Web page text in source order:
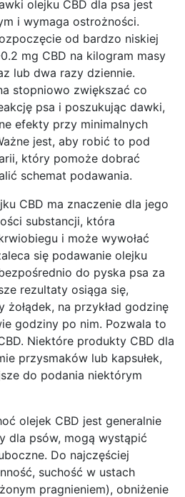
olejku CBD dla psa jest
i wymaga ostrożności.
od bardzo niskiej
mg CBD na kilogram masy
lub dwa razy dziennie.
stopniowo zwiększać co
psa i poszukując dawki,
efekty przy minimalnych
jest, aby robić to pod
który pomoże dobrać
schemat podawania.
CBD ma znaczenie dla jego
substancji, która
i może wywołać
się podawanie olejku
do pyska psa za
rezultaty osiąga się,
żołądek, na przykład godzinę
godziny po nim. Pozwala to
Niektóre produkty CBD dla
przysmaków lub kapsułek,
do podania niektórym
olejek CBD jest generalnie
dla psów, mogą wystąpić
Do najczęściej
suchość w ustach
pragnieniem), obniżenie